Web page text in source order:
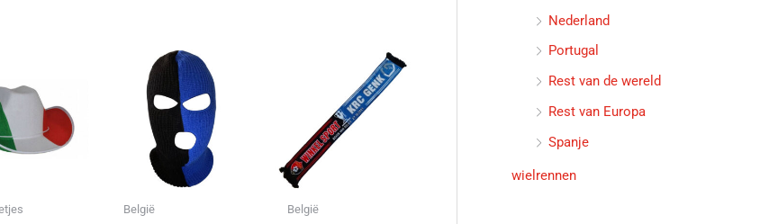
België België
Nederland
Portugal
Rest van de wereld
Rest van Europa
Spanje
wielrennen